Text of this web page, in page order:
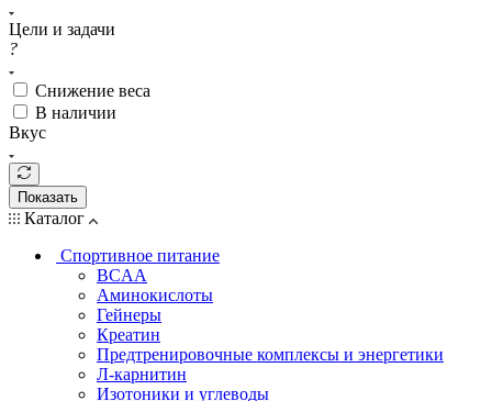
Цели и задачи
?
Снижение веса
В наличии
Вкус
Показать
Каталог
Спортивное питание
BCAA
Аминокислоты
Гейнеры
Креатин
Предтренировочные комплексы и энергетики
Л-карнитин
Изотоники и углеводы